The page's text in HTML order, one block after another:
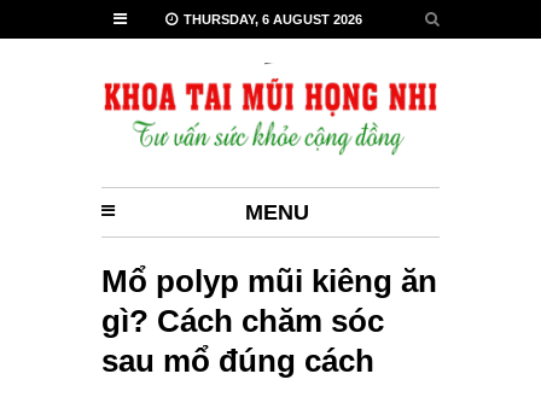
THURSDAY, 6 AUGUST 2026
MENU
Mổ polyp mũi kiêng ăn
gì? Cách chăm sóc
sau mổ đúng cách